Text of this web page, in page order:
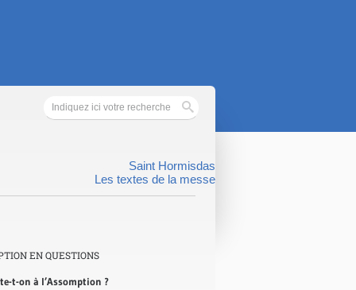
Saint Hormisdas
Les textes de la messe
EN QUESTIONS
t-on à l’Assomption ?